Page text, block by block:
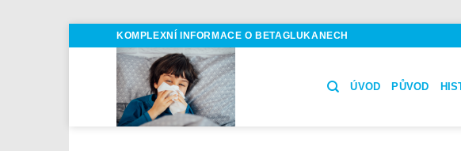
KOMPLEXNÍ INFORMACE O BETAGLUKANECH
ÚVOD PŮVOD